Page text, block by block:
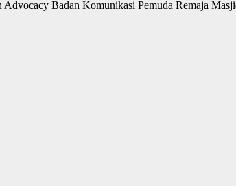
Badan Komunikasi Pemuda Remaja